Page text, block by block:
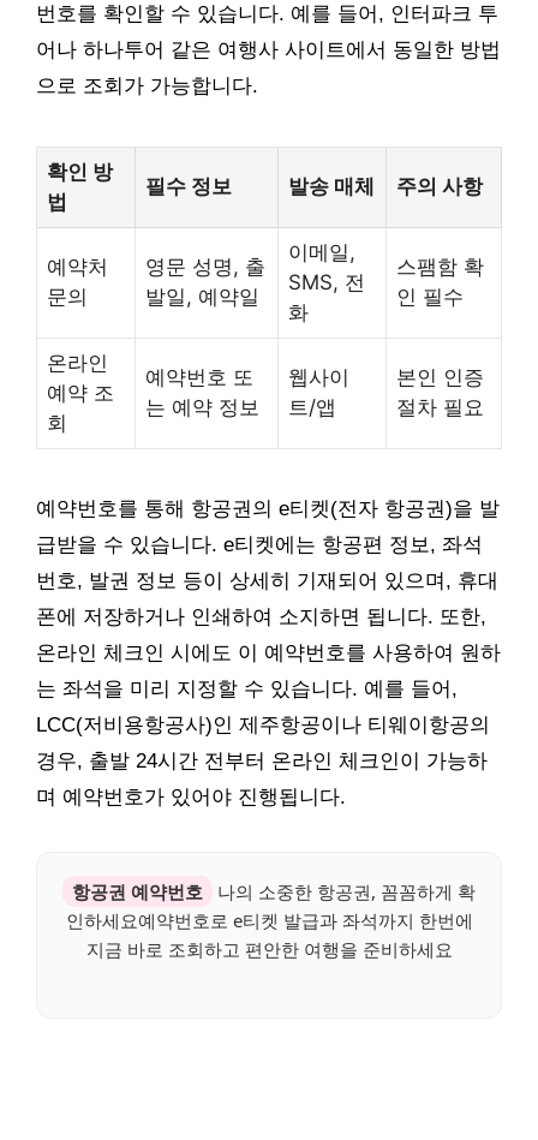
번호를 확인할 수 있습니다. 예를 들어, 인터파크 투
어나 하나투어 같은 여행사 사이트에서 동일한 방법
으로 조회가 가능합니다.
확인 방
법
필수 정보 발송 매체 주의 사항
예약처
문의
영문 성명, 출
발일, 예약일
이메일,
SMS, 전
화
스팸함 확
인 필수
온라인
예약 조
회
예약번호 또
는 예약 정보
웹사이
트/앱
본인 인증
절차 필요
예약번호를 통해 항공권의 e티켓(전자 항공권)을 발
급받을 수 있습니다. e티켓에는 항공편 정보, 좌석
번호, 발권 정보 등이 상세히 기재되어 있으며, 휴대
폰에 저장하거나 인쇄하여 소지하면 됩니다. 또한,
온라인 체크인 시에도 이 예약번호를 사용하여 원하
는 좌석을 미리 지정할 수 있습니다. 예를 들어,
LCC(저비용항공사)인 제주항공이나 티웨이항공의
경우, 출발 24시간 전부터 온라인 체크인이 가능하
며 예약번호가 있어야 진행됩니다.
항공권 예약번호
나의 소중한 항공권, 꼼꼼하게 확
인하세요예약번호로 e티켓 발급과 좌석까지 한번에
지금 바로 조회하고 편안한 여행을 준비하세요